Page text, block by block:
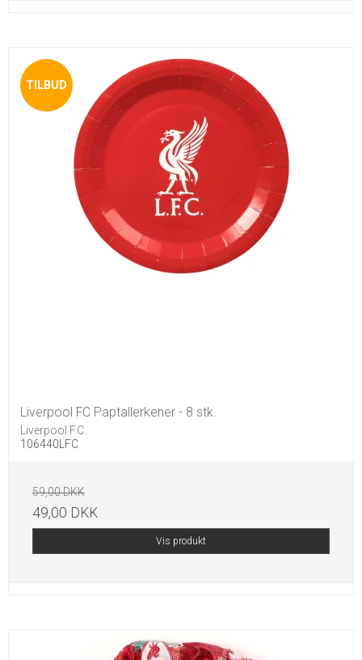
TILBUD
Liverpool FC Paptallerkener - 8 stk.
Liverpool F.C.
106440LFC
59,00 DKK
49,00 DKK
Vis produkt